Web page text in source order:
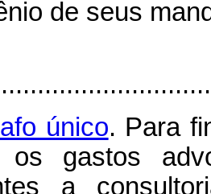
de seus
único. Para
os gastos
a